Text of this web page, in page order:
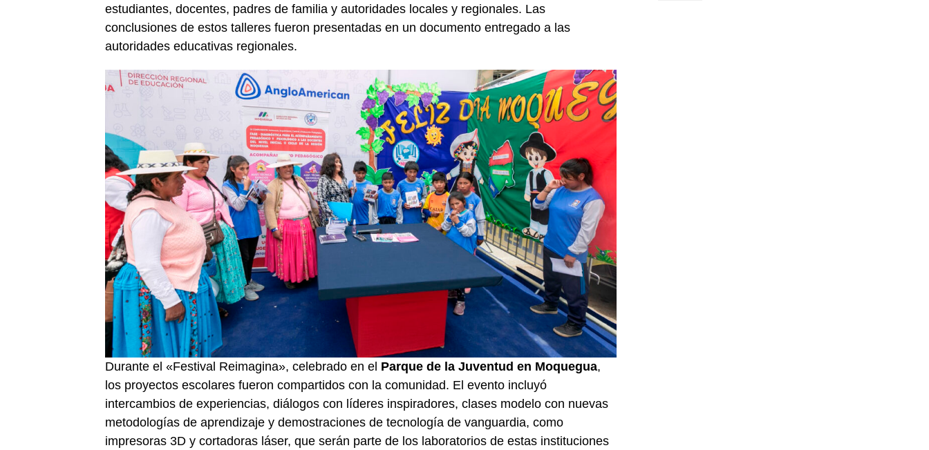
estudiantes, docentes, padres de familia y autoridades locales y regionales. Las
conclusiones de estos talleres fueron presentadas en un documento entregado a las
autoridades educativas regionales.
Durante el «Festival Reimagina», celebrado en el Parque de la Juventud en Moquegua,
los proyectos escolares fueron compartidos con la comunidad. El evento incluyó
intercambios de experiencias, diálogos con líderes inspiradores, clases modelo con nuevas
metodologías de aprendizaje y demostraciones de tecnología de vanguardia, como
impresoras 3D y cortadoras láser, que serán parte de los laboratorios de estas instituciones